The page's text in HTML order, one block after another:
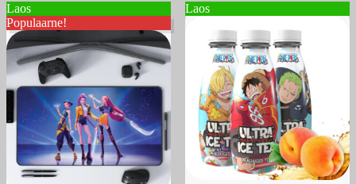
Laos
Populaarne!
Laos